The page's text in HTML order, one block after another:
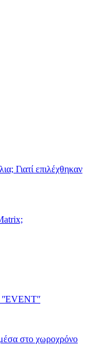
Γιατί επιλέχθηκαν
ʺEVENTʺ
στο χωροχρόνο